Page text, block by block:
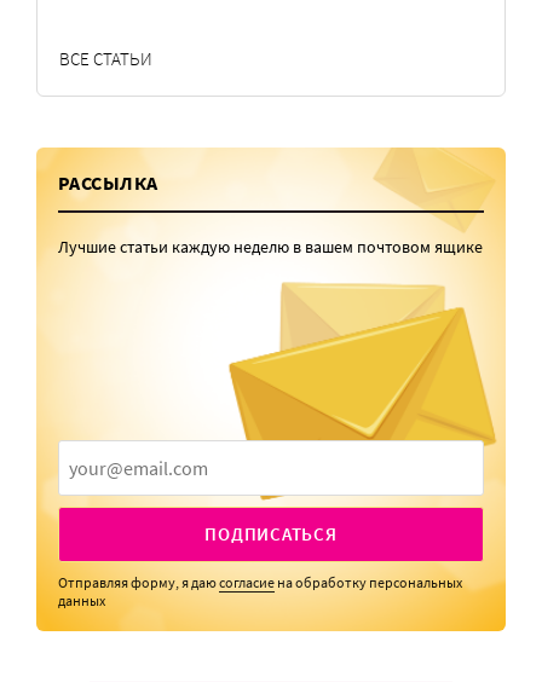
ВСЕ СТАТЬИ
РАССЫЛКА
Лучшие статьи каждую неделю в вашем почтовом ящике
ПОДПИСАТЬСЯ
Отправляя форму, я даюсогласие на обработку персональных
данных